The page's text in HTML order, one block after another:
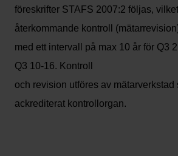
föreskrifter STAFS 2007:2 följas,
återkommande kontroll
med ett intervall på max 10 år för Q3
Q3 10-16. Kontroll
och revision utföres av mätarverkstad
ackrediterat kontrollorgan.